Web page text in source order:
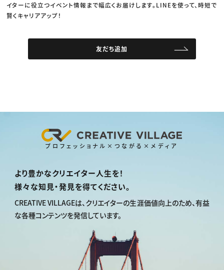
イターに役立つイベント情報まで幅広くお届けします。LINEを使って、時短で
賢くキャリアアップ！
友だち追加
プロフェッショナル×つながる×メディア
より豊かなクリエイター人生を！
様々な知見・発見を得てください。
CREATIVE VILLAGEは、クリエイターの生涯価値向上のため、有益
な各種コンテンツを発信しています。